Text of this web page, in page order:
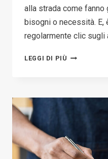
alla strada come
bisogni o necessità. E,
regolarmente clic sugli
LEGGI DI PIÙ COME
NEGOZIO
SEMPLICI
PASSAGGI